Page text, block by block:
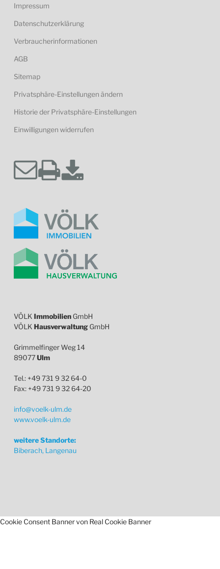
Impressum
Datenschutzerklärung
Verbraucherinformationen
AGB
Sitemap
Privatsphäre-Einstellungen ändern
Historie der Privatsphäre-Einstellungen
Einwilligungen widerrufen
VÖLK Immobilien GmbH
VÖLK Hausverwaltung GmbH
Grimmelfinger Weg 14
89077Ulm
Tel.: +49 731 9 32 64-0
Fax: +49 731 9 32 64-20
info@voelk-ulm.de
www.voelk-ulm.de
weitere Standorte:
Biberach, Langenau
Cookie Consent Banner von Real Cookie Banner